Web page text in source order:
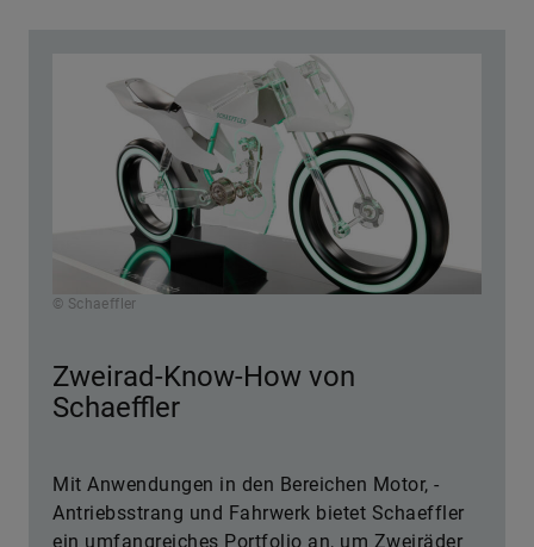
© Schaeffler
Zweirad-Know-How von
Schaeffler
Mit Anwendungen in den Bereichen Motor, ­
Antriebsstrang und Fahrwerk bietet Schaeffler
ein umfangreiches Portfolio an, um Zweiräder